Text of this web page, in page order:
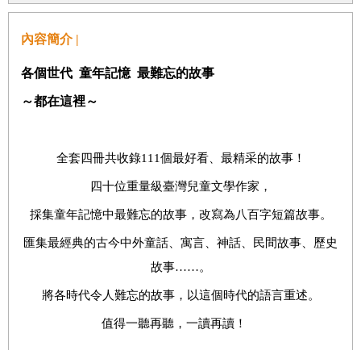
內容簡介 |
各個世代 童年記憶 最難忘的故事
～都在這裡～
全套四冊共收錄111個最好看、最精采的故事！
四十位重量級臺灣兒童文學作家，
採集童年記憶中最難忘的故事，改寫為八百字短篇故事。
匯集最經典的古今中外童話、寓言、神話、民間故事、歷史
故事……。
將各時代令人難忘的故事， 以這個時代的語言重述。
值得一聽再聽，一讀再讀！